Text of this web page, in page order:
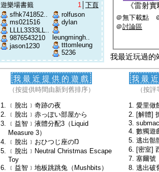
遊樂場書籤 1
下頁
sfhk741852..
ms021516
LLLL3333LL..
9876543210
jason1230
rolfuson
dylan
leungmingh..
tttomleung
5236
《雷射實
＠無下載點
＠討論區
我最近玩過的
我最近提供的遊戲
（按提供時間由新到舊排序）
﹝脫出﹞奇跡の夜
﹝脫出﹞赤っぽい部屋から
﹝益智﹞液體分配3（Liquid
Measure 3）
﹝脫出﹞おひつじ座のŊ
﹝脫出﹞Neutral Christmas Escape
Toy
﹝益智﹞地板跳跳兔（Mushbits）
我最
（按
愛里做
[解體]
數獨遊
逃出骷
[密室]
塞爾號
逃出破